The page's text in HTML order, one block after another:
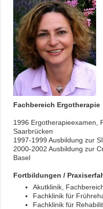
Fachbereich
1996 Ergotherapieexamen,
Saarbrücken
1997-1999 Ausbildung zur
2000-2002 Ausbildung zur
Basel
Fortbildungen /
Akutklinik,
Fachklinik für
Fachklinik für